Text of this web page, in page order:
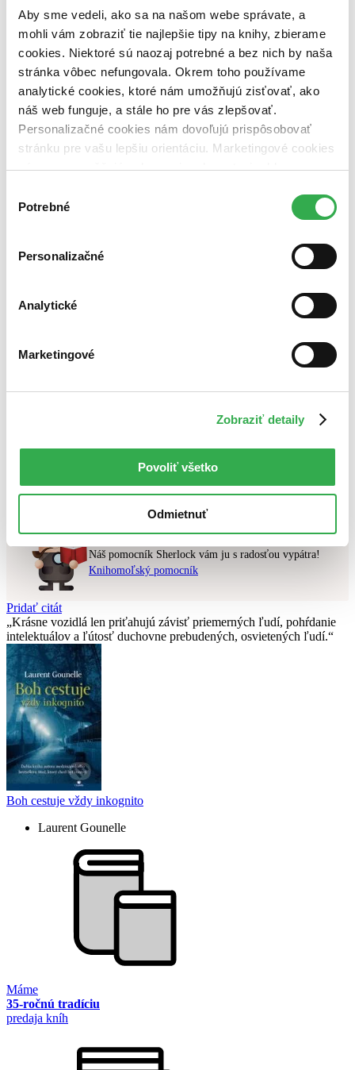
Aby sme vedeli, ako sa na našom webe správate, a
mohli vám zobraziť tie najlepšie tipy na knihy, zbierame
cookies. Niektoré sú naozaj potrebné a bez nich by naša
stránka vôbec nefungovala. Okrem toho používame
analytické cookies, ktoré nám umožňujú zisťovať, ako
náš web funguje, a stále ho pre vás zlepšovať.
Personalizačné cookies nám dovoľujú prispôsobovať
stránku pre vašu lepšiu orientáciu. Marketingové cookies
nám zas umožňujú zobrazenie relevantnej reklamy.
nám pomohlo, keby sme mohli používať všetky tieto
súhlasu
Potrebné
Personalizačné
Analytické
Marketingové
Zobraziť detaily
Povoliť všetko
Odmietnuť
pripravujeme (0 titulov)
pripravujeme
dostupná (bez vypredaných) (0 titulov)
dostupná (bez
vypredaných)
Nové / čítané
nová (0 titulov) nová
čítaná (0 titulov)čítaná
čítaná - výborný stav (0 titulov)čítaná - výborný stav
čítaná - mierne opotrebovaná (0 titulov)čítaná - mierne
opotrebovaná
Zúžiť výber
Bestsellery
Najdrahšie
vyhovujúci zadaným podmienkam.
Skúste prosím zmeniť vyhľadávaný výraz.
Chcete poradiť knihu?
Náš pomocník Sherlock vám ju s radosťou vypátra!
Knihomoľský pomocník
Pridať citát
Krásne vozidlá len priťahujú závisť priemerných ľudí, pohŕdanie
intelektuálov a ľútosť duchovne prebudených, osvietených ľudí.
Boh cestuje vždy inkognito
Laurent Gounelle
Máme
35-ročnú tradíciu
predaja kníh